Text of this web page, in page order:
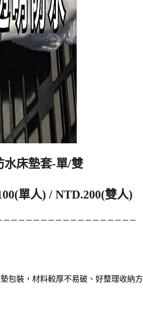
水床墊套-單/雙
單人) / NTD.200(雙人)
－－－－－－－－－－－－－－－－－－
包裝，材料較厚不易破 、 好整理收納方